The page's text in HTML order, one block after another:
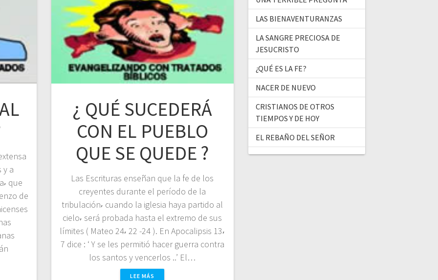
y a
que
de
¿ QUÉ SUCEDERÁ
CON EL PUEBLO
QUE SE QUEDE ?
Las Escrituras enseñan que la fe de los
creyentes durante el período de la
tribulación⸴ cuando la iglesia haya partido al
cielo⸴ será probada hasta el extremo de sus
límites ( Mateo 24⸴ 22 -24 ). En Apocalipsis 13⸴
7 dice : ‘ Y se les permitió hacer guerra contra
los santos y vencerlos ..’ El…
LEE MÁS
LAS BIENAVENTURANZAS
LA SANGRE PRECIOSA DE
JESUCRISTO
¿QUÉ ES LA FE?
NACER DE NUEVO
CRISTIANOS DE OTROS
TIEMPOS Y DE HOY
EL REBAÑO DEL SEÑOR